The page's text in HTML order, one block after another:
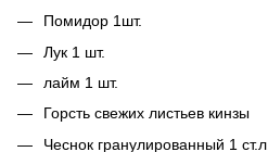
Помидор 1шт.
Лук 1 шт.
лайм 1 шт.
Горсть свежих листьев кинзы
Чеснок гранулированный 1 ст.л.